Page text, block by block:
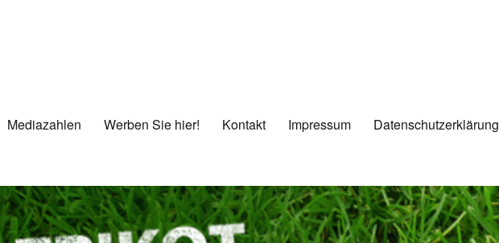
Mediazahlen Werben Sie hier! Kontakt Impressum Datenschutzerklärung